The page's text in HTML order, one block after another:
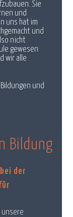
Sie
und
uns hat im
und
nicht
gewesen
wir alle
und
Bildung
der
unsere